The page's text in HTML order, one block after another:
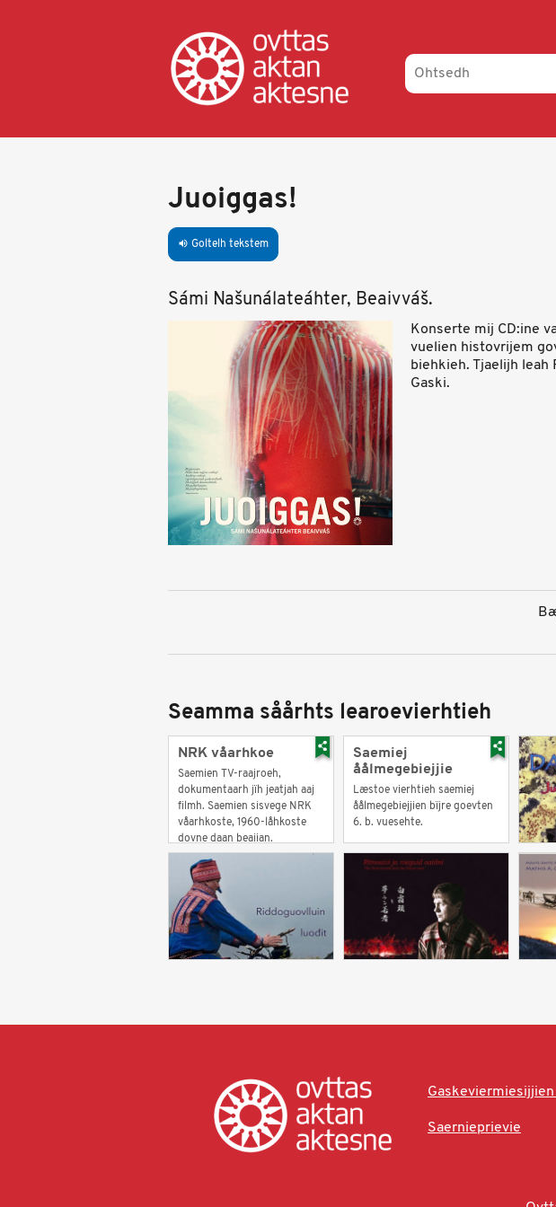
Juoiggas!
volume_up Goltelh tekstem
Sámi Našunálateáhter, Beaivváš.
Konserte mij CD:ine
vuelien histovrijem
biehkieh. Tjaelijh leah
Gaski.
Seamma såårhts learoevierhtieh
NRK våarhkoe
Saemien TV-raajroeh,
dokumentaarh jïh jeatjah aaj
filmh. Saemien sisvege NRK
våarhkoste, 1960-låhkoste
dovne daan beajjan.
Saemiej
åålmegebiejjie
Læstoe vierhtieh saemiej
åålmegebiejjien bïjre goevten
6. b. vuesehte.
Saernieprievie